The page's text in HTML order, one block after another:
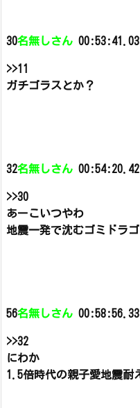
30名無しさん
>>11
ガチゴラスとか？
32名無しさん 00:54:20.42
>>30
あーこいつやわ
地震一発で沈むゴミドラ
56名無しさん
>>32
にわか
1.5倍時代の親子愛地震耐